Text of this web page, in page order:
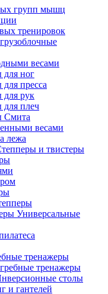
групп мышц
тренировок
весами
для ног
пресса
для рук
плеч
Смита
весами
лежа
и твистеры
Универсальные
тренажеры
тренажеры
столы